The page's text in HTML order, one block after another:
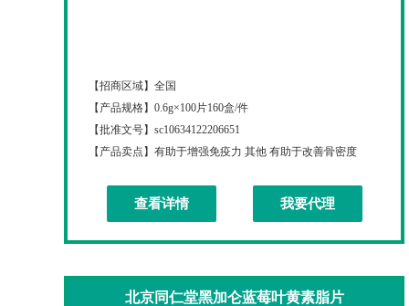
【招商区域】 全国
【产品规格】 0.6g×100片160盒/件
【批准文号】 sc10634122206651
【产品卖点】 有助于增强免疫力 其他 有助于改善骨密度
查看详情 我要代理
北京同仁堂黑加仑蓝莓叶黄素脂片